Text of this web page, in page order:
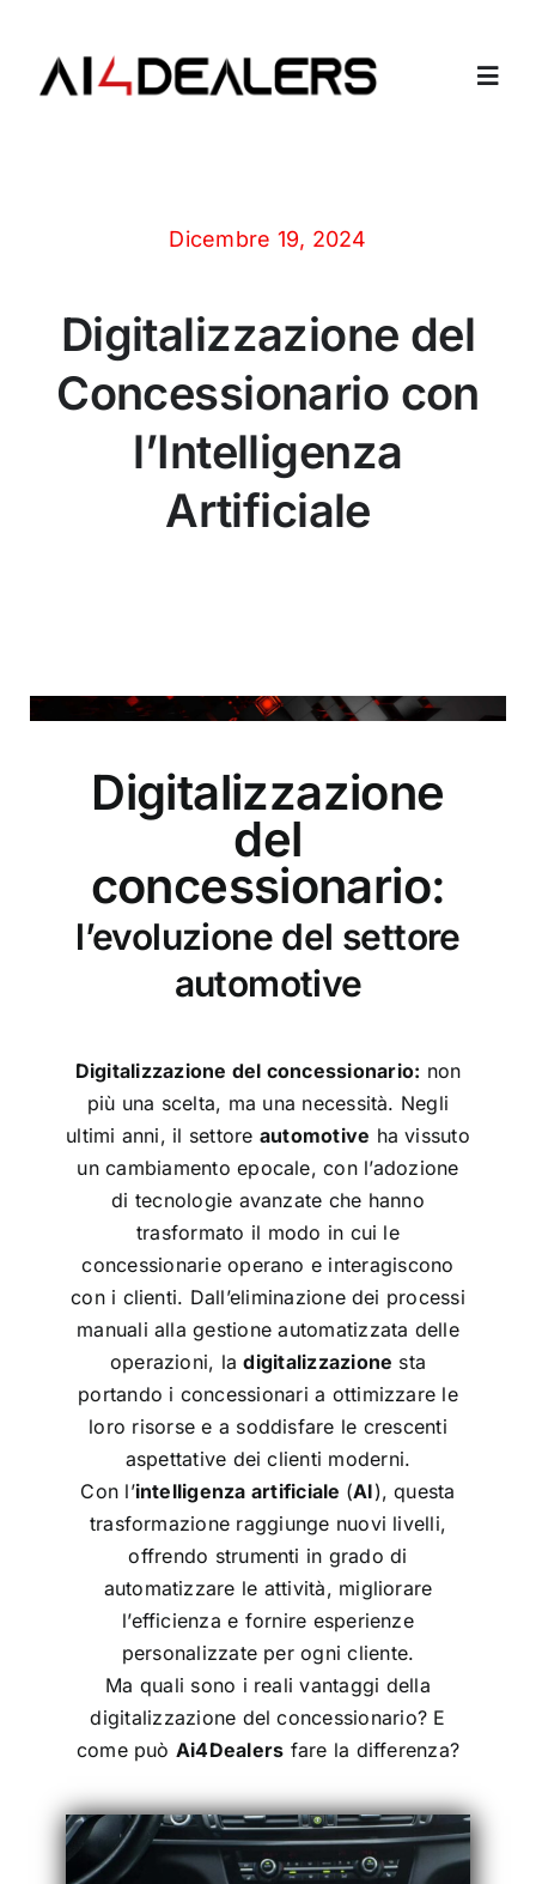
contenuto
Dipendenti Virtuali
Contatti
Dicembre 19, 2024
Digitalizzazione del
Concessionario con
l’Intelligenza
Artificiale
Digitalizzazione
del
concessionario:
l’evoluzione del settore
automotive
Digitalizzazione del concessionario: non
più una scelta, ma una necessità. Negli
ultimi anni, il settore automotive ha vissuto
un cambiamento epocale, con l’adozione
di tecnologie avanzate che hanno
trasformato il modo in cui le
concessionarie operano e interagiscono
con i clienti. Dall’eliminazione dei processi
manuali alla gestione automatizzata delle
operazioni, ladigitalizzazione sta
portando i concessionari a ottimizzare le
loro risorse e a soddisfare le crescenti
aspettative dei clienti moderni.
Con l’intelligenza artificiale (AI), questa
trasformazione raggiunge nuovi livelli,
offrendo strumenti in grado di
automatizzare le attività, migliorare
l’efficienza e fornire esperienze
personalizzate per ogni cliente.
Ma quali sono i reali vantaggi della
digitalizzazione del concessionario? E
come può Ai4Dealers fare la differenza?